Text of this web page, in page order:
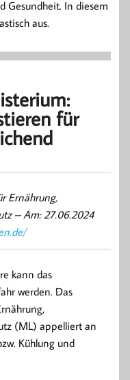
Gesundheit. In diesem
aus.
für
Ernährung,
– Am: 27.06.2024
kann das
werden. Das
(ML) appelliert an
Kühlung und